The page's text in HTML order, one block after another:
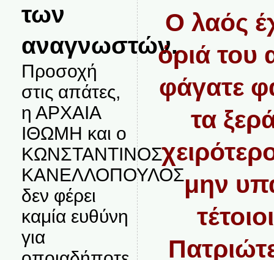
των
αναγνωστών.
Προσοχή
στις απάτες,
η ΑΡΧΑΙΑ
ΙΘΩΜΗ και ο
ΚΩΝΣΤΑΝΤΙΝΟΣ
ΚΑΝΕΛΛΟΠΟΥΛΟΣ
δεν φέρει
καμία ευθύνη
για
Ο λαός
όριά του
φάγατε
τα
μην